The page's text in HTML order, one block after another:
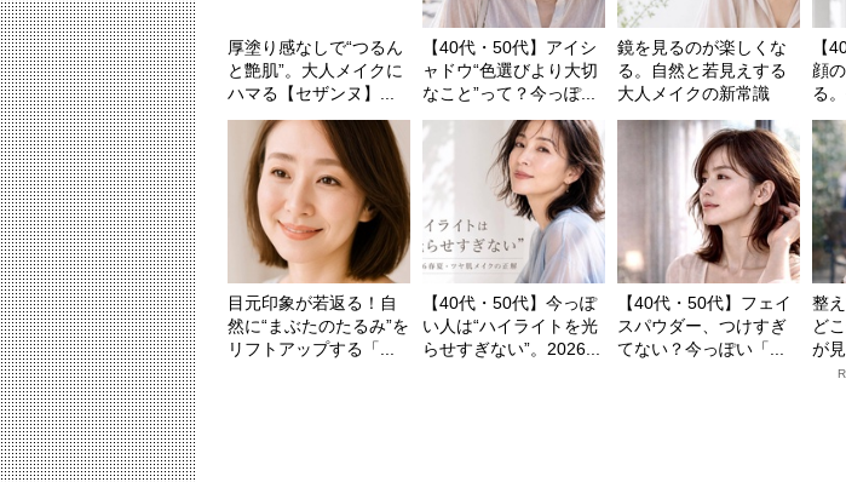
厚塗り感なしで“つるん
と艶肌”。大人メイクに
ハマる【セザンヌ】...
【40代・50代】アイシ
ャドウ“色選びより大切
なこと”って？今っぽ...
鏡を見るのが楽しくな
る。自然と若見えする
大人メイクの新常識
【
顔
る
目元印象が若返る！自
然に“まぶたのたるみ”を
リフトアップする「...
【40代・50代】今っぽ
い人は“ハイライトを光
らせすぎない”。2026...
【40代・50代】フェイ
スパウダー、つけすぎ
てない？今っぽい「...
整
ど
が